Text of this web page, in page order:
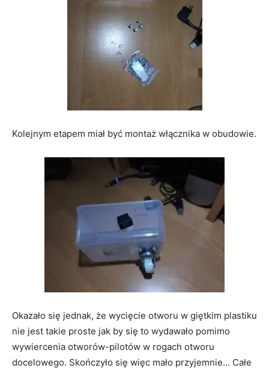
Kolejnym etapem miał być montaż włącznika w obudowie.
Okazało się jednak, że wycięcie otworu w giętkim plastiku
nie jest takie proste jak by się to wydawało pomimo
wywiercenia otworów-pilotów w rogach otworu
docelowego. Skończyło się więc mało przyjemnie… Całe